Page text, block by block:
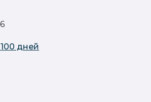
дней